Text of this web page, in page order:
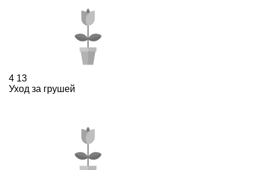
4 13
Уход за грушей